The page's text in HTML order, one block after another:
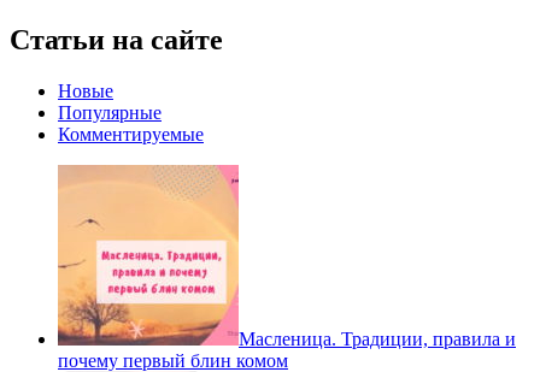
Статьи на сайте
Новые
Популярные
Комментируемые
Масленица. Традиции, правила и
почему первый блин комом